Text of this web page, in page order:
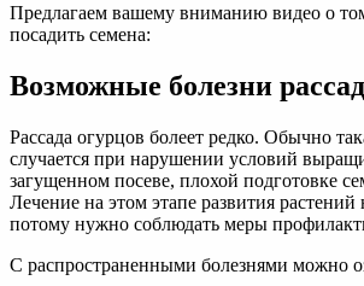
Предлагаем вашему вниманию видео о
посадить семена:
Возможные болезни
Рассада огурцов болеет редко. Обычно
случается при нарушении условий
загущенном посеве, плохой подготовке
Лечение на этом этапе развития
потому нужно соблюдать меры
С распространенными болезнями можно